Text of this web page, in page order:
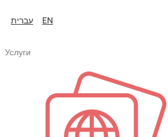
עברית EN
Услуги